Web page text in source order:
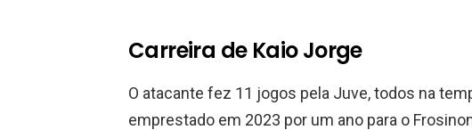
Carreira de Kaio Jorge
O atacante fez 11 jogos pela Juve, todos na
emprestado em 2023 por um ano para o